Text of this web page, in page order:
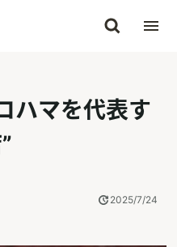
ハマを代表す
2025/7/24